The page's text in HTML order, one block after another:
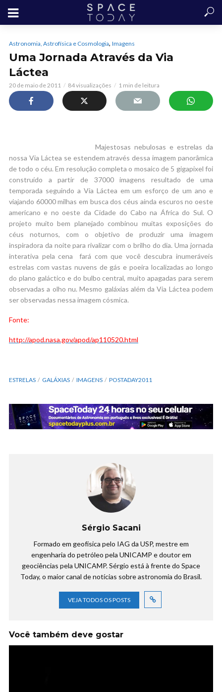
Astronomia, Astrofísica e Cosmologia, Imagens
Uma Jornada Através da Via
Láctea
20 de maio de 2011 84 visualizações 1 min de leitura
Majestosas nebulosas e estrelas da
nossa Via Láctea se estendem através dessa imagem panorâmica
de todo o céu. Em resolução completa o mosaico de 5 gigapixel foi
construído a partir de 37000 imagens resultado de uma
temporada seguindo a Via Láctea em um esforço de um ano e
viajando 60000 milhas em busca dos céus ainda escuros no oeste
americano e no oeste da Cidade do Cabo na África do Sul. O
projeto muito bem planejado combinou muitas exposições do
céus noturnos, com o objetivo de produzir uma imagem
inspiradora da noite para rivalizar com o brilho do dia. Uma jornada
interativa pela cena fará com que você descubra inumeráveis
estrelas com vastas nuvens de gás e poeira localizadas ao longo
do plano galáctico e do bulbo central, muito apagadas para serem
observadas a olho nu. Mesmo galáxias além da Via Láctea podem
ser observadas nessa imagem cósmica.
Fonte:
http://apod.nasa.gov/apod/ap110520.html
ESTRELAS GALÁXIAS IMAGENS POSTADAY2011
Sérgio Sacani
Formado em geofísica pelo IAG da USP, mestre em
engenharia do petróleo pela UNICAMP e doutor em
geociências pela UNICAMP. Sérgio está à frente do Space
Today, o maior canal de notícias sobre astronomia do Brasil.
VEJA TODOS OS POSTS
Você também deve gostar